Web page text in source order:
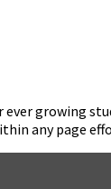
growing
any page